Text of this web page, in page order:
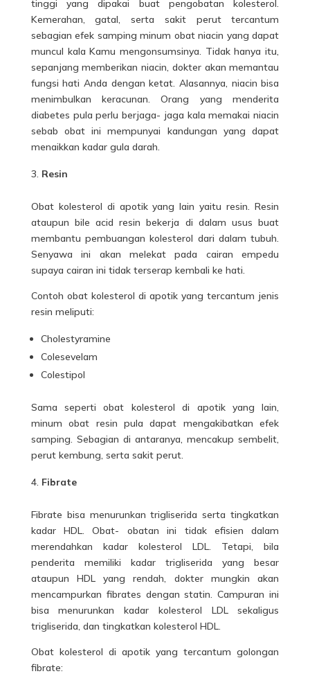
tinggi yang dipakai buat pengobatan kolesterol.
Kemerahan, gatal, serta sakit perut tercantum
sebagian efek samping minum obat niacin yang dapat
muncul kala Kamu mengonsumsinya. Tidak hanya itu,
sepanjang memberikan niacin, dokter akan memantau
fungsi hati Anda dengan ketat. Alasannya, niacin bisa
menimbulkan keracunan. Orang yang menderita
diabetes pula perlu berjaga- jaga kala memakai niacin
sebab obat ini mempunyai kandungan yang dapat
menaikkan kadar gula darah.
Resin
Obat kolesterol di apotik yang lain yaitu resin. Resin
ataupun bile acid resin bekerja di dalam usus buat
membantu pembuangan kolesterol dari dalam tubuh.
Senyawa ini akan melekat pada cairan empedu
supaya cairan ini tidak terserap kembali ke hati.
Contoh obat kolesterol di apotik yang tercantum jenis
resin meliputi:
Cholestyramine
Colesevelam
Colestipol
Sama seperti obat kolesterol di apotik yang lain,
minum obat resin pula dapat mengakibatkan efek
samping. Sebagian di antaranya, mencakup sembelit,
perut kembung, serta sakit perut.
Fibrate
Fibrate bisa menurunkan trigliserida serta tingkatkan
kadar HDL. Obat- obatan ini tidak efisien dalam
merendahkan kadar kolesterol LDL. Tetapi, bila
penderita memiliki kadar trigliserida yang besar
ataupun HDL yang rendah, dokter mungkin akan
mencampurkan fibrates dengan statin. Campuran ini
bisa menurunkan kadar kolesterol LDL sekaligus
trigliserida, dan tingkatkan kolesterol HDL.
Obat kolesterol di apotik yang tercantum golongan
fibrate: